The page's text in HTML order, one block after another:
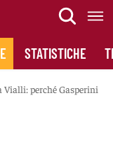
STATISTICHE
perché Gasperini